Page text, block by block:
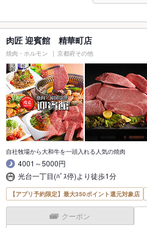
肉匠 迎賓館 精華町店
焼肉・ホルモン 京都府その他
自社牧場から大和牛を一頭入れる人気の焼肉
4001～5000円
光台一丁目(ﾊﾞｽ停)より徒歩1分
【アプリ予約限定】最大350ポイント還元対象店
クーポン